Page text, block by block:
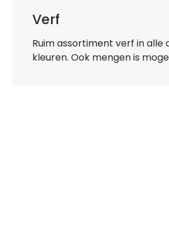
Verf
Ruim assortiment verf in alle
kleuren. Ook mengen is